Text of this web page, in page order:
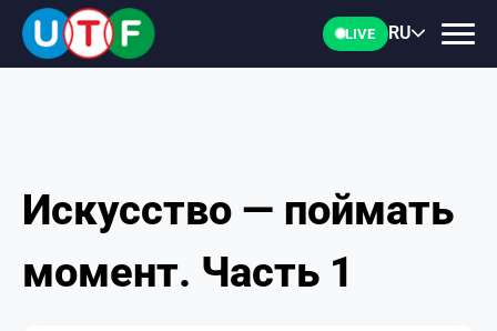
LIVE RU
ГЛАВНАЯ
ФТУ
Искусство — поймать
момент. Часть 1